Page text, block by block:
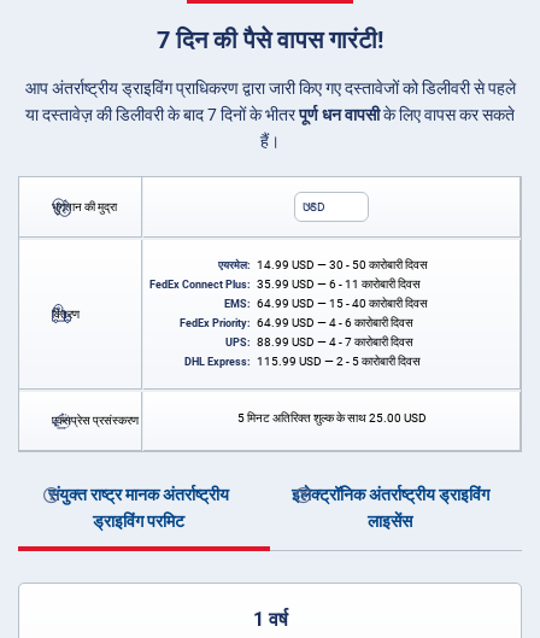
7 दिन की पैसे वापस गारंटी!
आप अंतर्राष्ट्रीय ड्राइविंग प्राधिकरण द्वारा जारी किए गए दस्तावेजों को डिलीवरी से पहले
या दस्तावेज़ की डिलीवरी के बाद 7 दिनों के भीतरपूर्ण धन वापसीके लिए वापस कर सकते
हैं।
भुगतान की मुद्रा USD
वितरण
एयरमेल: 14.99 USD — 30 - 50 कारोबारी दिवस
FedEx Connect Plus: 35.99 USD — 6 - 11 कारोबारी दिवस
EMS: 64.99 USD — 15 - 40 कारोबारी दिवस
FedEx Priority: 64.99 USD — 4 - 6 कारोबारी दिवस
UPS: 88.99 USD — 4 - 7 कारोबारी दिवस
DHL Express: 115.99 USD — 2 - 5 कारोबारी दिवस
एक्सप्रेस प्रसंस्करण 5 मिनट अतिरिक्त शुल्क के साथ25.00 USD
संयुक्त राष्ट्र मानक अंतर्राष्ट्रीय
ड्राइविंग परमिट
इलेक्ट्रॉनिक अंतर्राष्ट्रीय ड्राइविंग
लाइसेंस
1 वर्ष